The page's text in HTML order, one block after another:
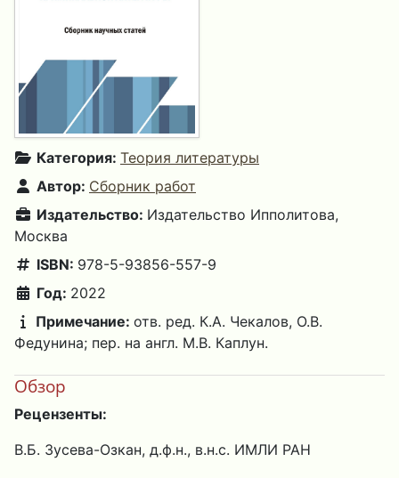
Категория: Теория литературы
Автор: Сборник работ
Издательство: Издательство Ипполитова,
Mосква
ISBN: 978-5-93856-557-9
Год: 2022
Примечание: отв. ред. К.А. Чекалов, О.В.
Федунина; пер. на англ. М.В. Каплун.
Обзор
Рецензенты:
В.Б. Зусева-Озкан, д.ф.н., в.н.с. ИМЛИ РАН